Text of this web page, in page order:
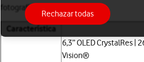
fotografía.
Característica
6,3” OLED CrystalRes |
Vision®
Rechazar todas